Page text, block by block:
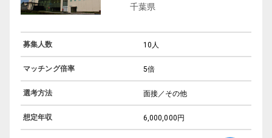
千葉県
募集人数 10人
マッチング倍率 5倍
選考方法 面接／その他
想定年収 6,000,000円